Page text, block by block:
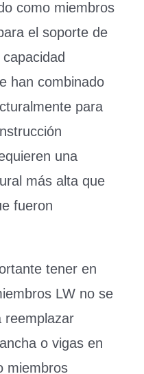
como miembros
el soporte de
han combinado
para
una
más alta que
fueron
tener en
LW no se
reemplazar
o vigas en
miembros